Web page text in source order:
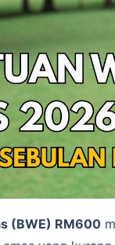
(BWE) RM600